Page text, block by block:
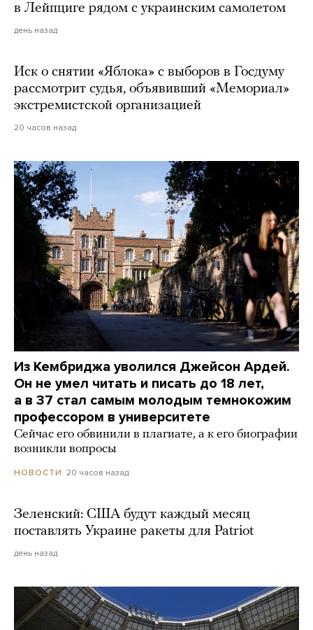
в Лейпциге рядом с украинским самолетом
день назад
Иск о снятии «Яблока» с выборов в Госдуму
рассмотрит судья, объявивший «Мемориал»
экстремистской организацией
20 часов назад
Из Кембриджа уволился Джейсон Ардей.
Он не умел читать и писать до 18 лет,
а в 37 стал самым молодым темнокожим
профессором в университете
Сейчас его обвинили в плагиате, а к его биографии
возникли вопросы
НОВОСТИ 20 часов назад
Зеленский: США будут каждый месяц
поставлять Украине ракеты для Patriot
день назад